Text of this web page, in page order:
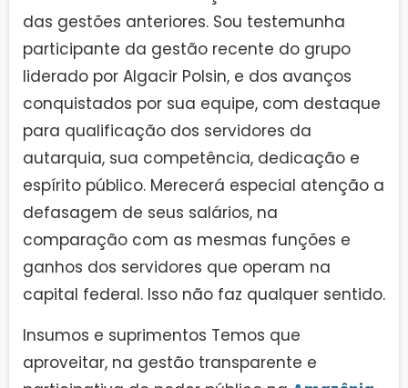
das gestões anteriores. Sou testemunha
participante da gestão recente do grupo
liderado por Algacir Polsin, e dos avanços
conquistados por sua equipe, com destaque
para qualificação dos servidores da
autarquia, sua competência, dedicação e
espírito público. Merecerá especial atenção a
defasagem de seus salários, na
comparação com as mesmas funções e
ganhos dos servidores que operam na
capital federal. Isso não faz qualquer sentido.
Insumos e suprimentos Temos que
aproveitar, na gestão transparente e